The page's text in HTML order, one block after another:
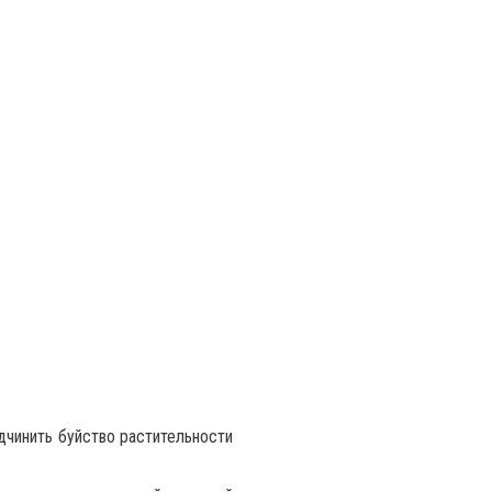
буйство растительности